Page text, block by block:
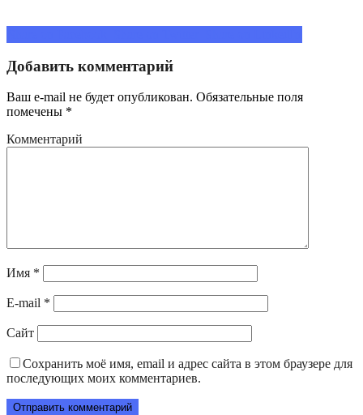
Добавить комментарий
Ваш e-mail не будет опубликован. Обязательные поля
помечены *
Комментарий
Имя *
E-mail *
Сайт
Сохранить моё имя, email и адрес сайта в этом браузере для
последующих моих комментариев.